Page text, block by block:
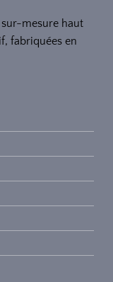
mesure haut
fabriquées en